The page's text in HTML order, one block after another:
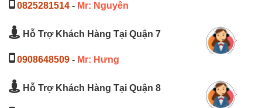
0825281514 - Mr: Nguyên
Hỗ Trợ Khách Hàng Tại Quận 7
0908648509 - Mr: Hưng
Hỗ Trợ Khách Hàng Tại Quận 8